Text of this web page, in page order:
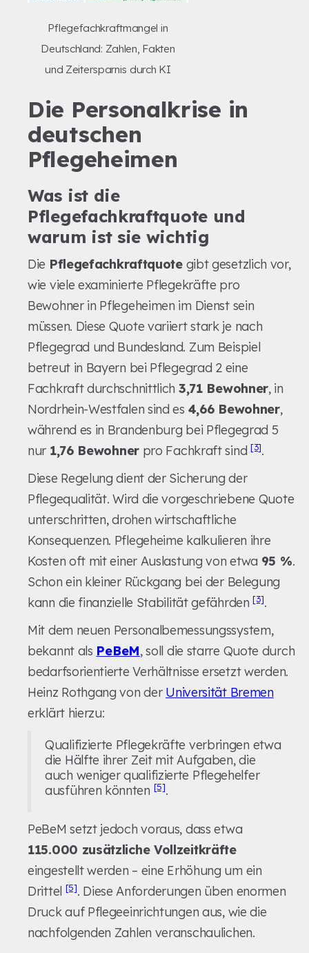
Pflegefachkraftmangel in
Deutschland: Zahlen, Fakten
und Zeitersparnis durch KI
Die Personalkrise in
deutschen
Pflegeheimen
Was ist die
Pflegefachkraftquote und
warum ist sie wichtig
Die Pflegefachkraftquotegibt gesetzlich vor,
wie viele examinierte Pflegekräfte pro
Bewohner in Pflegeheimen im Dienst sein
müssen. Diese Quote variiert stark je nach
Pflegegrad und Bundesland. Zum Beispiel
betreut in Bayern bei Pflegegrad 2 eine
Fachkraft durchschnittlich 3,71 Bewohner, in
Nordrhein-Westfalen sind es 4,66 Bewohner,
während es in Brandenburg bei Pflegegrad 5
nur 1,76 Bewohnerpro Fachkraft sind [3].
Diese Regelung dient der Sicherung der
Pflegequalität. Wird die vorgeschriebene Quote
unterschritten, drohen wirtschaftliche
Konsequenzen. Pflegeheime kalkulieren ihre
Kosten oft mit einer Auslastung von etwa 95 %.
Schon ein kleiner Rückgang bei der Belegung
kann die finanzielle Stabilität gefährden[3].
Mit dem neuen Personalbemessungssystem,
bekannt als PeBeM, soll die starre Quote durch
bedarfsorientierte Verhältnisse ersetzt werden.
Heinz Rothgang von der Universität Bremen
erklärt hierzu:
Qualifizierte Pflegekräfte verbringen etwa
die Hälfte ihrer Zeit mit Aufgaben, die
auch weniger qualifizierte Pflegehelfer
ausführen könnten [5].
PeBeM setzt jedoch voraus, dass etwa
115.000 zusätzliche Vollzeitkräfte
eingestellt werden – eine Erhöhung um ein
Drittel [5]. Diese Anforderungen üben enormen
Druck auf Pflegeeinrichtungen aus, wie die
nachfolgenden Zahlen veranschaulichen.